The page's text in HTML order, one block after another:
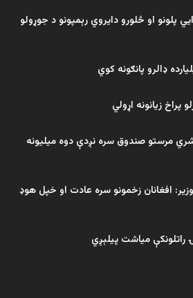
پلونو او څلورو دایروي رېمپونو د جوړولو
پراخ زیانونه اړولي
مرستو صندوق سره نږدې دوه میلیونه
وزیر: افغانان زخمونو سره عادت او خپل هوډ
میاشت پیلېږي